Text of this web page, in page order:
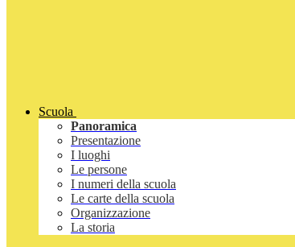
Scuola
Panoramica
Presentazione
I luoghi
Le persone
I numeri della scuola
Le carte della scuola
Organizzazione
La storia